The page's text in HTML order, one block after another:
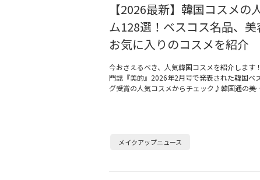
【2026最新】韓国コスメの
ム128選！ベスコス名品、美
お気に入りのコスメを紹介
今おさえるべき、人気韓国コスメを紹介します
門誌『美的』2026年2月号で発表された韓国ベ
グ受賞の人気コスメからチェック♪韓国通の美
メイクアップニュース